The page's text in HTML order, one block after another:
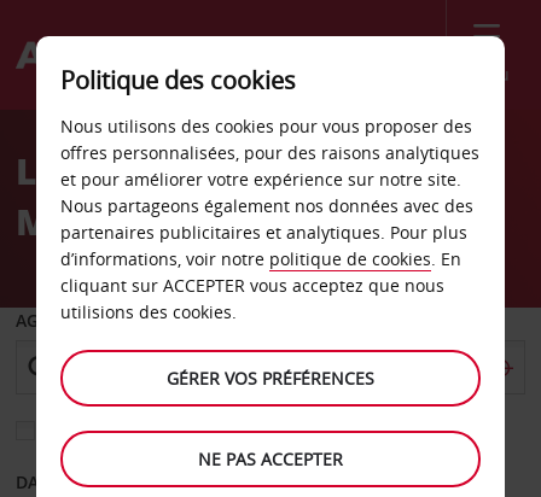
Menu
Welcome
AvisLocation de voiture
Moorea
AGENCE DE DÉPART
Sélectionnez une autre agence de retour
DATE DE DÉPART DATE DE RETOUR
Politique des cookies
Nous utilisons des cookies pour vous proposer des
offres personnalisées, pour des raisons analytiques
et pour améliorer votre expérience sur notre site.
Nous partageons également nos données avec des
partenaires publicitaires et analytiques. Pour plus
d’informations, voir notre politique de cookies. En
cliquant sur ACCEPTER vous acceptez que nous
utilisions des cookies.
GÉRER VOS PRÉFÉRENCES
NE PAS ACCEPTER